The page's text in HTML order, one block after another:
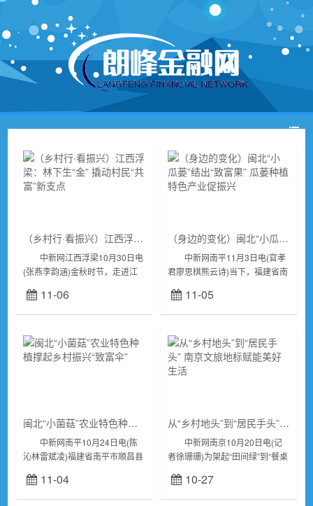
（乡村行·看振兴）江西浮梁：林下生“金” 撬动村民“共富”新支点
中新网江西浮梁10月30日电
(张燕李韵涵)金秋时节，走进江
地，成片的大树下，一颗颗带着
绿叶的黄精正茁壮成长。随着深
11-06
（身边的变化）闽北“小瓜蒌”结出“致富果” 瓜蒌种植特色产业促振兴
中新网南平11月3日电(官孝
君廖思棋熊云诗)当下，福建省南
正式进入采摘季。近年来止马镇
为充分挖掘乡村产业发展潜力，
11-05
闽北“小菌菇”农业特色种植撑起乡村振兴“致富伞”
中新网南平10月24日电(陈
沁林雷斌凌)福建省南平市顺昌县
内，一朵朵、一簇簇姬松茸破土
而出，铺满了整个“菌床”。大棚
11-04
从“乡村地头”到“居民手头” 南京文旅地标赋能美好生活
中新网南京10月20日电(记
者徐珊珊)为架起“田间绿”到“餐桌
旅产业有机融合，10月19日至20
日，由南京旅游集团、南京...
10-27